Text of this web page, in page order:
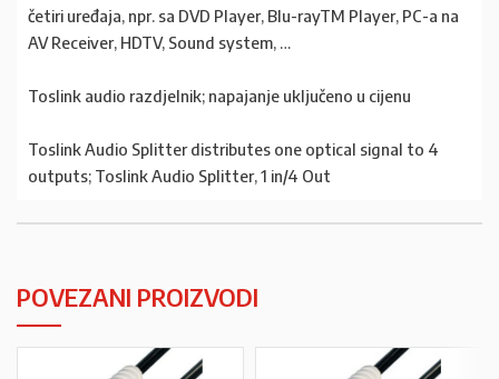
četiri uređaja, npr. sa DVD Player, Blu-rayTM Player, PC-a na
AV Receiver, HDTV, Sound system, …
Toslink audio razdjelnik; napajanje uključeno u cijenu
Toslink Audio Splitter distributes one optical signal to 4
outputs; Toslink Audio Splitter, 1 in/4 Out
POVEZANI PROIZVODI